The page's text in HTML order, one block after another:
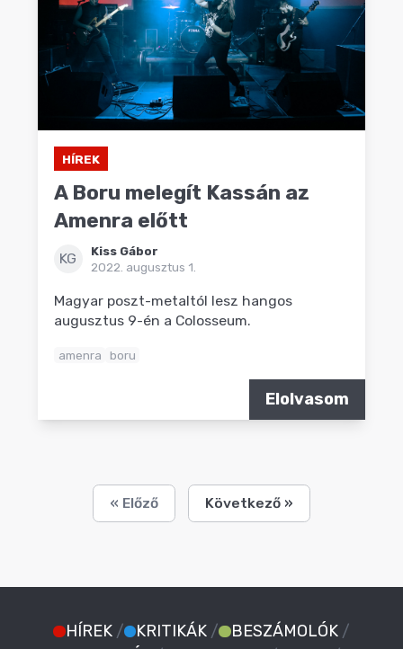
HÍREK
A Boru melegít Kassán az
Amenra előtt
KG
Kiss Gábor
2022. augusztus 1.
Magyar poszt-metaltól lesz hangos
augusztus 9-én a Colosseum.
amenra boru
Elolvasom
« Előző Következő »
HÍREK / KRITIKÁK / BESZÁMOLÓK /